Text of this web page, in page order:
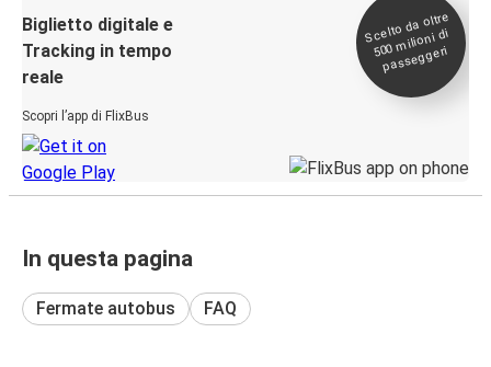
Biglietto digitale e
Tracking in tempo
reale
Scopri l’app di FlixBus
Scelto da oltre
500
milioni di
passeggeri
In questa pagina
Fermate autobus FAQ